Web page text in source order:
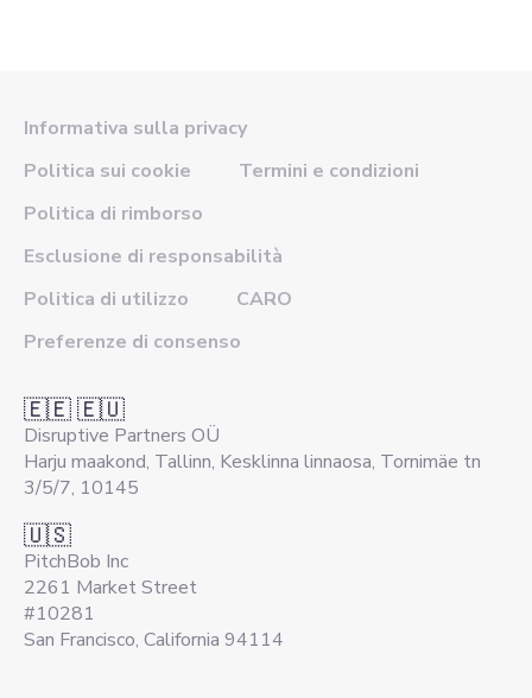
Informativa sulla privacy
Politica sui cookie
Termini e condizioni
Politica di rimborso
Esclusione di responsabilità
Politica di utilizzo
CARO
Preferenze di consenso
🇪🇪 🇪🇺
Disruptive Partners OÜ
Harju maakond, Tallinn, Kesklinna linnaosa, Tornimäe tn
3/5/7, 10145
🇺🇸
PitchBob Inc
2261 Market Street
#10281
San Francisco, California 94114